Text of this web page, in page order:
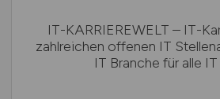
IT-KARRIEREWELT – IT-
zahlreichen offenen IT
IT Branche für alle